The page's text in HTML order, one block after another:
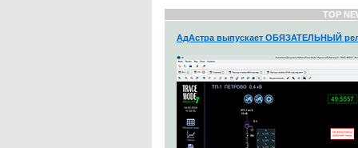
TOP
АдАстра выпускает ОБЯЗАТЕЛЬНЫЙ